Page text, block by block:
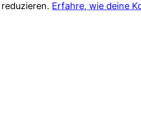
Erfahre, wie deine